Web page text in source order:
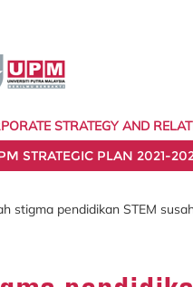
STRATEGY AND
STRATEGIC PLAN 2021-
stigma pendidikan STEM